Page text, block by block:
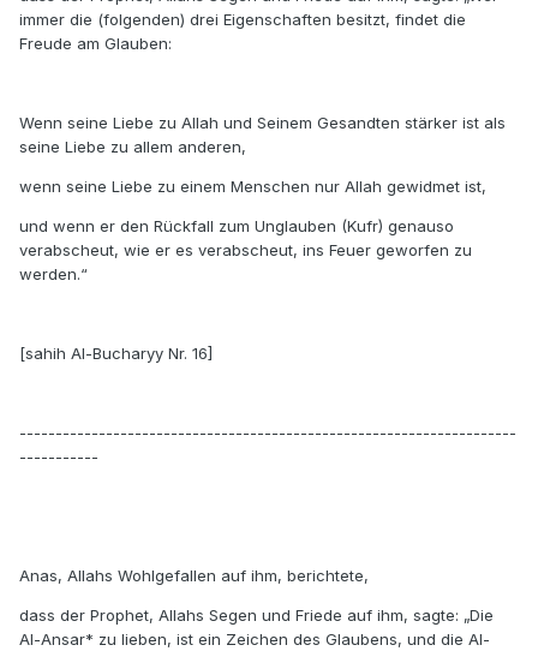
immer die (folgenden) drei Eigenschaften besitzt, findet die
Freude am Glauben:
Wenn seine Liebe zu Allah und Seinem Gesandten stärker ist als
seine Liebe zu allem anderen,
wenn seine Liebe zu einem Menschen nur Allah gewidmet ist,
und wenn er den Rückfall zum Unglauben (Kufr) genauso
verabscheut, wie er es verabscheut, ins Feuer geworfen zu
werden.“
[sahih Al-Bucharyy Nr. 16]
---------------------------------------------------------------------
-----------
Anas, Allahs Wohlgefallen auf ihm, berichtete,
dass der Prophet, Allahs Segen und Friede auf ihm, sagte: „Die
Al-Ansar* zu lieben, ist ein Zeichen des Glaubens, und die Al-